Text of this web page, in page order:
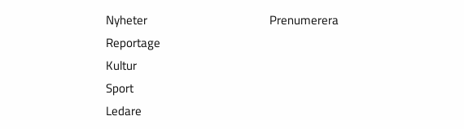
Nyheter
Reportage
Kultur
Sport
Ledare
Prenumerera